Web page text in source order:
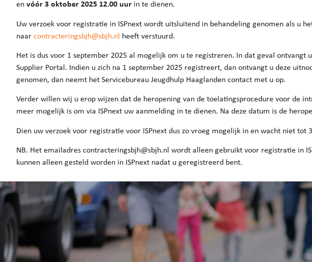
en vóór 3 oktober 2025 12.00 uur in te dienen.
Uw verzoek voor registratie in ISPnext wordt uitsluitend in behandeling genomen als u
naar contracteringsbjh@sbjh.nl heeft verstuurd.
Het is dus voor 1 september 2025 al mogelijk om u te registreren. In dat geval
Supplier Portal. Indien u zich na 1 september 2025 registreert, dan ontvangt u deze
genomen, dan neemt het Servicebureau Jeugdhulp Haaglanden contact met u op.
Verder willen wij u erop wijzen dat de heropening van de toelatingsprocedure voor de
meer mogelijk is om via ISPnext uw aanmelding in te dienen. Na deze datum is de
Dien uw verzoek voor registratie voor ISPnext dus zo vroeg mogelijk in en wacht niet
NB. Het emailadres contracteringsbjh@sbjh.nl wordt alleen gebruikt voor registratie in
kunnen alleen gesteld worden in ISPnext nadat u geregistreerd bent.